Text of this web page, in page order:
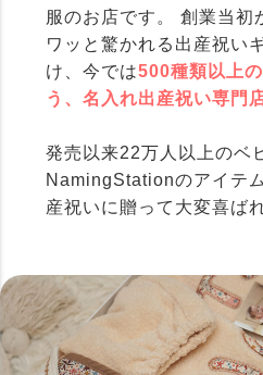
服のお店です。 創業当初
ワッと驚かれる出産祝い
け、今では500種類以上
う、名入れ出産祝い専門
発売以来22万人以上のベ
NamingStationのアイテ
産祝いに贈って大変喜ば